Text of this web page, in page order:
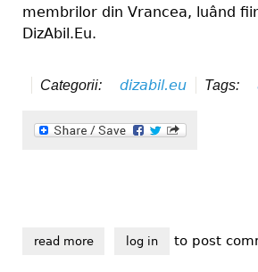
membrilor din Vrancea, luând
DizAbil.Eu.
Categorii: dizabil.eu Tags:
read moreabout grupul dizabil eu a
log in to post